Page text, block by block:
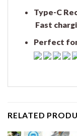
Type-C
Fast
Perfect for
RELATED